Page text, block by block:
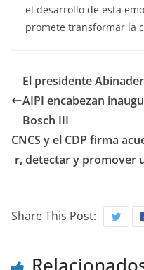
el desarrollo de esta
promete transformar la
El presidente
AIPI encabezan
Bosch III
CNCS y el CDP firma
r, detectar y promover
Share This Post: